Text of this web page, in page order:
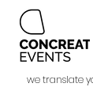
we translate